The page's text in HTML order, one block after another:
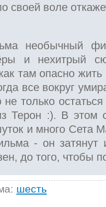
своей воле
необычный
и нехитрый
там опасно
все вокруг
только
Терон :). В этом
и много Сета
- он
до того, чтобы
шесть